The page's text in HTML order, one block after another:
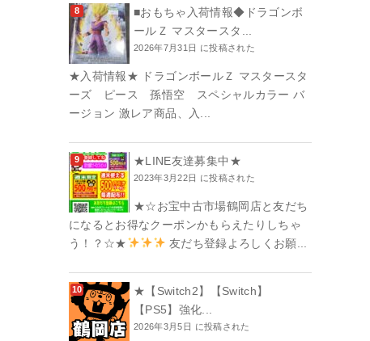
■おもちゃ入荷情報◆ドラゴンボ
ールＺ マスタースタ...
2026年7月31日 に投稿された
★入荷情報★ ドラゴンボールＺ マスタースタ
ーズ ピース 孫悟空 スペシャルカラー バ
ージョン 激レア商品、入...
★LINE友達募集中★
2023年3月22日 に投稿された
★☆お宝中古市場鶴岡店と友だち
になるとお得なクーポンかもらえたりしちゃ
う！？☆★
友だち登録よろしくお願...
★【Switch2】【Switch】
【PS5】強化...
2026年3月5日 に投稿された